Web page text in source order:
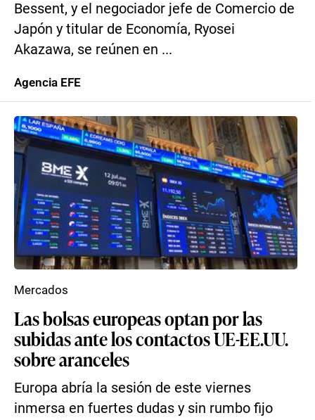
Bessent, y el negociador jefe de Comercio de
Japón y titular de Economía, Ryosei
Akazawa, se reúnen en ...
Agencia EFE
Las bolsas europeas optan por las
subidas ante los contactos UE-EE.UU.
sobre aranceles
Europa abría la sesión de este viernes
inmersa en fuertes dudas y sin rumbo fijo
Mercados